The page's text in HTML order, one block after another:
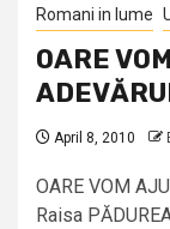
Romani in lume
OARE
April 8, 2010
OARE VOM
Raisa